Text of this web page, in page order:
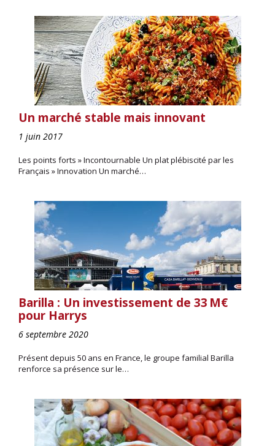
Un marché stable mais innovant
1 juin 2017
Les points forts » Incontournable Un plat plébiscité par les
Français » Innovation Un marché…
Barilla : Un investissement de 33 M€
pour Harrys
6 septembre 2020
Présent depuis 50 ans en France, le groupe familial Barilla
renforce sa présence sur le…